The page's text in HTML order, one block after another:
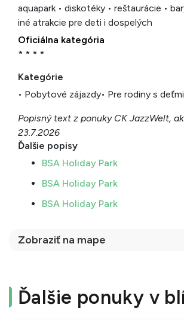
aquapark • diskotéky • reštaurácie •
iné atrakcie pre deti i dospelých
Oficiálna kategória
* * * *
Kategórie
• Pobytové zájazdy• Pre rodiny s deťmi
Popisný text z ponuky CK JazzWelt,
23.7.2026
Ďalšie popisy
BSA Holiday Park
BSA Holiday Park
BSA Holiday Park
Zobraziť na mape
Ďalšie ponuky v